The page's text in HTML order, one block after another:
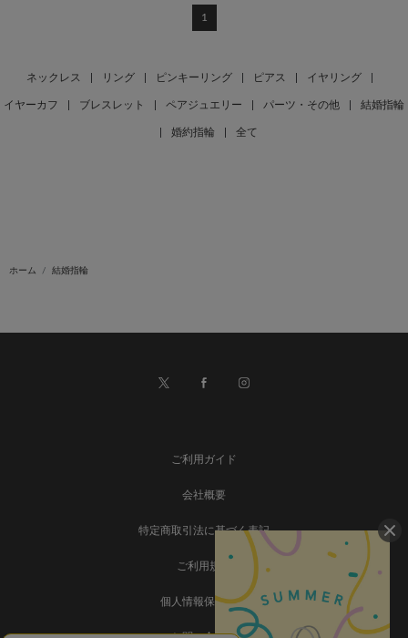
1
ネックレス リング ピンキーリング ピアス イヤリング
イヤーカフ ブレスレット ペアジュエリー パーツ・その他 結婚指輪
婚約指輪 全て
ホーム 結婚指輪
ご利用ガイド
会社概要
特定商取引法に基づく表記
ご利用規約
個人情報保護方針